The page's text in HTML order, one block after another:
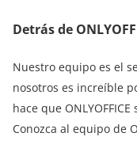
Detrás de
Nuestro equipo es el
nosotros es increíble
hace que
Conozca al equipo de